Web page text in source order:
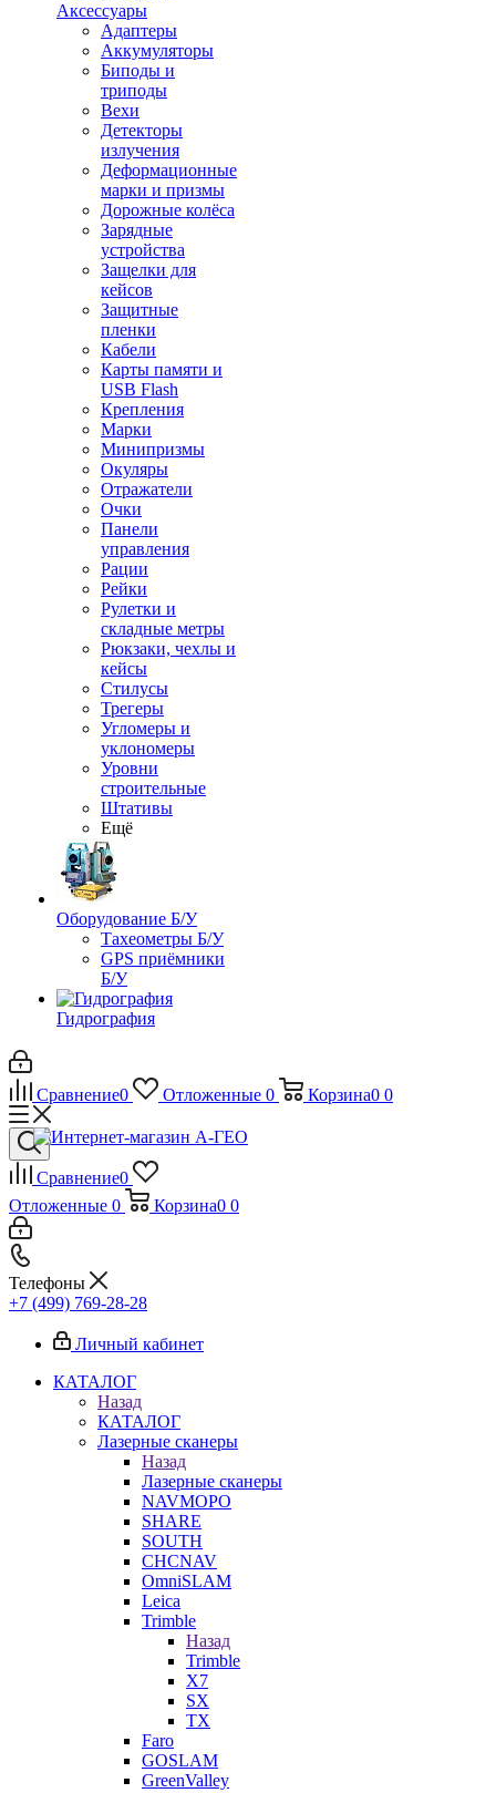
Аксессуары
Адаптеры
Аккумуляторы
Биподы и
триподы
Вехи
Детекторы
излучения
Деформационные
марки и призмы
Дорожные колёса
Зарядные
устройства
Защелки для
кейсов
Защитные
пленки
Кабели
Карты памяти и
USB Flash
Крепления
Марки
Минипризмы
Окуляры
Отражатели
Очки
Панели
управления
Рации
Рейки
Рулетки и
складные метры
Рюкзаки, чехлы и
кейсы
Стилусы
Трегеры
Угломеры и
уклономеры
Уровни
строительные
Штативы
Ещё
Оборудование Б/У
Тахеометры Б/У
GPS приёмники
Б/У
Гидрография
Сравнение0 Отложенные 0 Корзина0 0
Сравнение0
Отложенные 0 Корзина0 0
Телефоны
+7 (499) 769-28-28
Личный кабинет
КАТАЛОГ
Назад
КАТАЛОГ
Лазерные сканеры
Назад
Лазерные сканеры
NAVMOPO
SHARE
SOUTH
CHCNAV
OmniSLAM
Leica
Trimble
Назад
Trimble
X7
SX
TX
Faro
GOSLAM
GreenValley